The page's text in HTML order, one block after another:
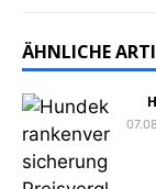
ÄHNLICHE